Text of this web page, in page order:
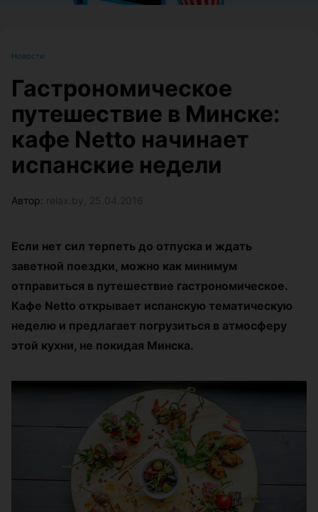
Новости
Гастрономическое
путешествие в Минске:
кафе Netto начинает
испанские недели
Автор:
Если нет сил терпеть до отпуска и ждать
заветной поездки, можно как минимум
отправиться в путешествие гастрономическое.
Кафе Netto открывает испанскую тематическую
неделю и предлагает погрузиться в атмосферу
этой кухни, не покидая Минска.